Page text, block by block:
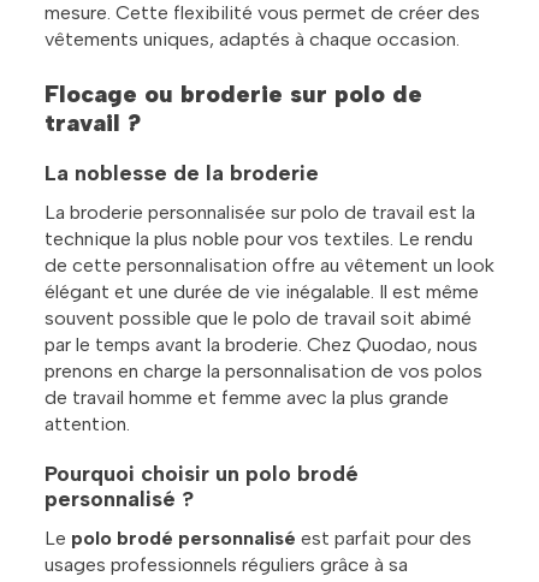
mesure. Cette flexibilité vous permet de créer des
vêtements uniques, adaptés à chaque occasion.
Flocage ou broderie sur polo de
travail ?
La noblesse de la broderie
La broderie personnalisée sur polo de travail est la
technique la plus noble pour vos textiles. Le rendu
de cette personnalisation offre au vêtement un look
élégant et une durée de vie inégalable. Il est même
souvent possible que le polo de travail soit abimé
par le temps avant la broderie. Chez Quodao, nous
prenons en charge la personnalisation de vos polos
de travail homme et femme avec la plus grande
attention.
Pourquoi choisir un polo brodé
personnalisé ?
Le polo brodé personnalisé est parfait pour des
usages professionnels réguliers grâce à sa